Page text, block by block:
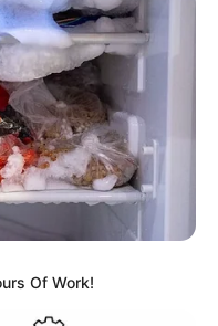
Of Work!